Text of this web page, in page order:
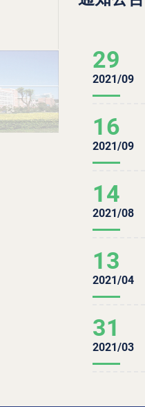
29
2021/09
16
2021/09
14
2021/08
13
2021/04
31
2021/03